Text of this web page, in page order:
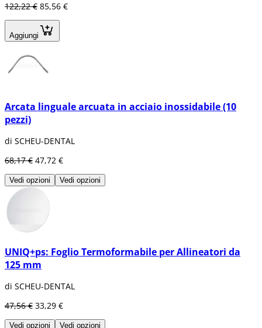
122,22 € 85,56 €
Aggiungi
Arcata linguale arcuata in acciaio inossidabile (10
pezzi)
di SCHEU-DENTAL
68,17 € 47,72 €
Vedi opzioni Vedi opzioni
UNIQ+ps: Foglio Termoformabile per Allineatori da
125 mm
di SCHEU-DENTAL
47,56 € 33,29 €
Vedi opzioni Vedi opzioni